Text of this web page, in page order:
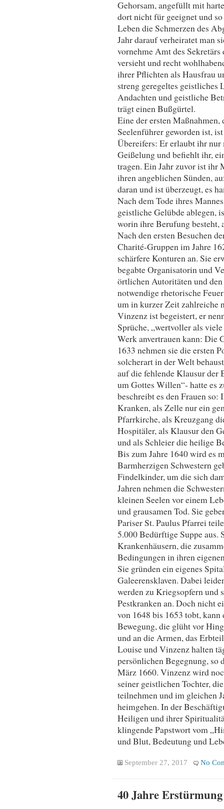
Gehorsam, angefüllt mit
dort nicht für geeignet und
Leben die Schmerzen des
Jahr darauf verheiratet man
vornehme Amt des
versieht und recht
ihrer Pflichten als Hausfrau
streng geregeltes geistliches
Andachten und geistliche
trägt einen Bußgürtel.
Eine der ersten
Seelenführer geworden ist,
Übereifers: Er erlaubt ihr
Geißelung und befiehlt ihr,
tragen. Ein Jahr zuvor ist ihr
ihren angeblichen Sünden,
daran und ist überzeugt, es
Nach dem Tode ihres
geistliche Gelübde ablegen,
worin ihre Berufung besteht,
Nach den ersten Besuchen
Charité-Gruppen im Jahre
schärfere Konturen an. Sie
begabte Organisatorin und
örtlichen Autoritäten und
notwendige rhetorische
um in kurzer Zeit zahlreiche
Vinzenz ist begeistert, er
Sprüche, „wertvoller als
Werk anvertrauen kann: Die
1633 nehmen sie die ersten
solcherart in der Welt
auf die fehlende Klausur der
um Gottes Willen“- hatte es
beschreibt es den Frauen
Kranken, als Zelle nur ein
Pfarrkirche, als Kreuzgang
Hospitäler, als Klausur den
und als Schleier die heilige
Bis zum Jahre 1640 wird es
Barmherzigen Schwestern
Findelkinder, um die sich
Jahren nehmen die
kleinen Seelen vor einem
und grausamen Tod. Sie
Pariser St. Paulus Pfarrei
5.000 Bedürftige Suppe aus.
Krankenhäusern, die
Bedingungen in ihren
Sie gründen ein eigenes
Galeerensklaven. Dabei
werden zu Kriegsopfern und
Pestkranken an. Doch nicht
von 1648 bis 1653 tobt,
Bewegung, die glüht vor
und an die Armen, das
Louise und Vinzenz halten
persönlichen Begegnung, so
März 1660. Vinzenz wird
seiner geistlichen Tochter,
teilnehmen und im gleichen
heimgehen. In der
Heiligen und ihrer
klingende Papstwort vom
und Blut, Bedeutung und
September 27, 2017 No
40 Jahre